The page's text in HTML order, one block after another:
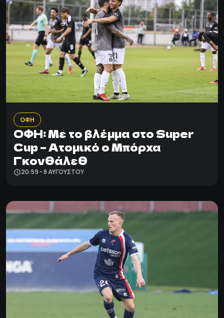
ΟΦΗ
ΟΦΗ: Με το βλέμμα στο Super
Cup – Ατομικό ο Μπόρχα
Γκονθάλεθ
20:59 - 8 ΑΥΓΟΎΣΤΟΥ